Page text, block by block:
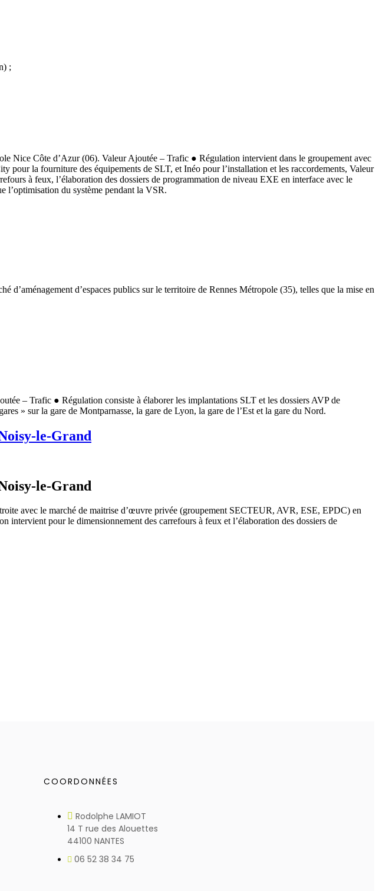
;
Nice Côte d’Azur (06). Valeur Ajoutée – Trafic ● Régulation intervient dans le groupement avec
pour la fourniture des équipements de SLT, et Inéo pour l’installation et les raccordements, Valeur
à feux, l’élaboration des dossiers de programmation de niveau EXE en interface avec le
l’optimisation du système pendant la VSR.
d’aménagement d’espaces publics sur le territoire de Rennes Métropole (35), telles que la mise en
– Trafic ● Régulation consiste à élaborer les implantations SLT et les dossiers AVP de
» sur la gare de Montparnasse, la gare de Lyon, la gare de l’Est et la gare du Nord.
le-Grand
le-Grand
avec le marché de maitrise d’œuvre privée (groupement SECTEUR, AVR, ESE, EPDC) en
pour le dimensionnement des carrefours à feux et l’élaboration des dossiers de
COORDONNÉES
Rodolphe LAMIOT
14 T rue des Alouettes
44100 NANTES
06 52 38 34 75